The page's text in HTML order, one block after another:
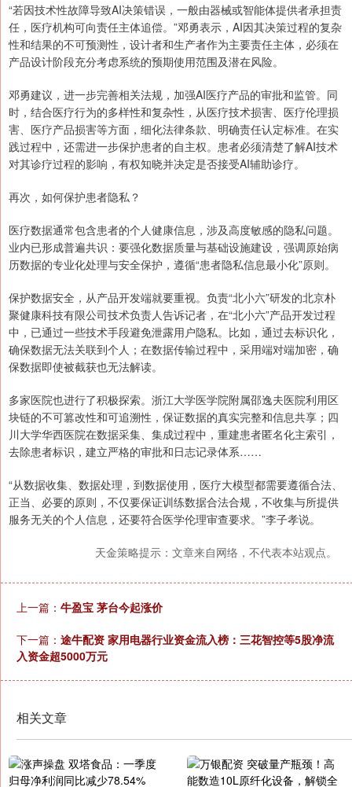
“若因技术性故障导致AI决策错误，一般由器械或智能体提供者承担责
任，医疗机构可向责任主体追偿。”邓勇表示，AI因其决策过程的复杂
性和结果的不可预测性，设计者和生产者作为主要责任主体，必须在
产品设计阶段充分考虑系统的预期使用范围及潜在风险。
邓勇建议，进一步完善相关法规，加强AI医疗产品的审批和监管。同
时，结合医疗行为的多样性和复杂性，从医疗技术损害、医疗伦理损
害、医疗产品损害等方面，细化法律条款、明确责任认定标准。在实
践过程中，还需进一步保护患者的自主权。患者必须清楚了解AI技术
对其诊疗过程的影响，有权知晓并决定是否接受AI辅助诊疗。
再次，如何保护患者隐私？
医疗数据通常包含患者的个人健康信息，涉及高度敏感的隐私问题。
业内已形成普遍共识：要强化数据质量与基础设施建设，强调原始病
历数据的专业化处理与安全保护，遵循“患者隐私信息最小化”原则。
保护数据安全，从产品开发端就要重视。负责“北小六”研发的北京朴
聚健康科技有限公司技术负责人告诉记者，在“北小六”产品开发过程
中，已通过一些技术手段避免泄露用户隐私。比如，通过去标识化，
确保数据无法关联到个人；在数据传输过程中，采用端对端加密，确
保数据即使被截获也无法解读。
多家医院也进行了积极探索。浙江大学医学院附属邵逸夫医院利用区
块链的不可篡改性和可追溯性，保证数据的真实完整和信息共享；四
川大学华西医院在数据采集、集成过程中，重建患者匿名化主索引，
去除患者标识，建立严格的审批和日志记录体系……
“从数据收集、数据处理，到数据使用，医疗大模型都需要遵循合法、
正当、必要的原则，不仅要保证训练数据合法合规，不收集与所提供
服务无关的个人信息，还要符合医学伦理审查要求。”李子孝说。
天金策略提示：文章来自网络，不代表本站观点。
上一篇： 牛盈宝 茅台今起涨价
下一篇： 途牛配资 家用电器行业资金流入榜：三花智控等5股净流
入资金超5000万元
相关文章